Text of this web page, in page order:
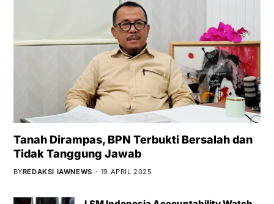
Tanah Dirampas, BPN Terbukti Bersalah dan
Tidak Tanggung Jawab
BYREDAKSI IAWNEWS 19 APRIL 2025